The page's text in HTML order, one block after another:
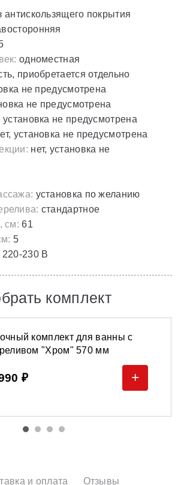
антискользящего покрытия
одноместная
приобретается отдельно
не предусмотрена
не предусмотрена
установка не предусмотрена
установка не предусмотрена
установка по желанию
стандартное
см: 61
5
220-230 В
комплект
комплект для ванны с
"Хром" 570 мм
₽ +
и оплата Отзывы